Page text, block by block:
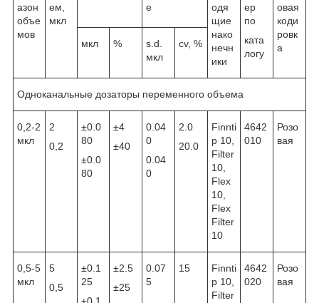
азон
объе
мов
ем,
мкл
е
одя
щие
нако
нечн
ики
ер
по
ката
логу
овая
коди
ровк
а
мкл %
s.d.
мкл
cv, %
Одноканальные дозаторы переменного объема
0,2-2
мкл
2
0,2
±0.0
80
±0.0
80
±4
±40
0.04
0
0.04
0
2.0
20.0
Finnti
p 10,
Filter
10,
Flex
10,
Flex
Filter
10
4642
010
Розо
вая
0,5-5
мкл
5
0,5
±0.1
25
±0.1
±2.5
±25
0.07
5
15
Finnti
p 10,
Filter
4642
020
Розо
вая